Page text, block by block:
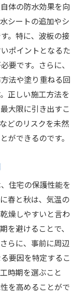
体の防水効果を向
シートの追加やシ
。特に、波板の接
ポイントとなるた
要です。さらに、
法や塗り重ねる回
正しい施工方法を
大限に引き出すこ
どのリスクを未然
ができるのです。
住宅の保護性能を
春と秋は、気温の
燥しやすいと言わ
を避けることで、
らに、事前に周辺
要因を特定するこ
時期を選ぶこと
を高めることがで